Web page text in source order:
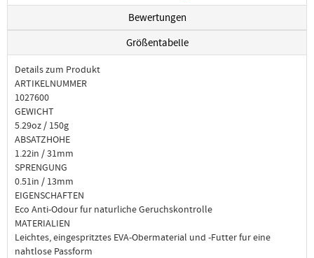
Bewertungen
Größentabelle
Details zum Produkt
ARTIKELNUMMER
1027600
GEWICHT
5.29oz / 150g
ABSATZHOHE
1.22in / 31mm
SPRENGUNG
0.51in / 13mm
EIGENSCHAFTEN
Eco Anti-Odour fur naturliche Geruchskontrolle
MATERIALIEN
Leichtes, eingespritztes EVA-Obermaterial und -Futter fur eine
nahtlose Passform